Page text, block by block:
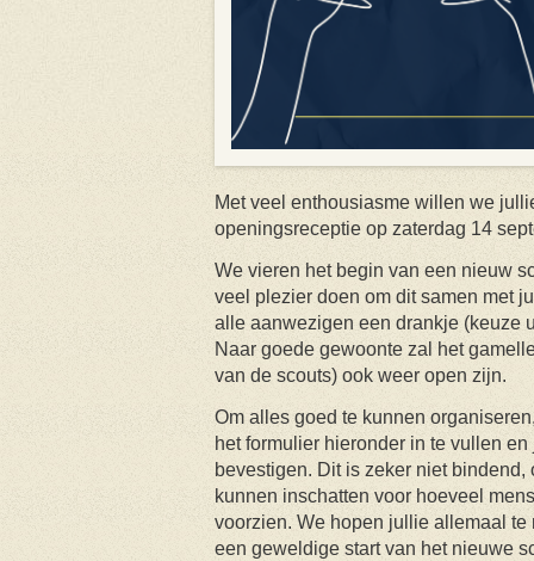
Met veel enthousiasme willen we
openingsreceptie op zaterdag 14
We vieren het begin van een nieuw
veel plezier doen om dit samen met
alle aanwezigen een drankje (keuze
Naar goede gewoonte zal het
van de scouts) ook weer open zijn.
Om alles goed te kunnen
het formulier hieronder in te vullen
bevestigen. Dit is zeker niet
kunnen inschatten voor hoeveel
voorzien. We hopen jullie allemaal
een geweldige start van het nieuwe